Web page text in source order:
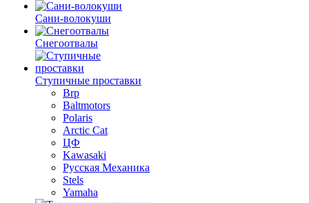
Сани-волокуши
Снегоотвалы
Ступичные проставки
Brp
Baltmotors
Polaris
Arctic Cat
ЦФ
Kawasaki
Русская Механика
Stels
Yamaha